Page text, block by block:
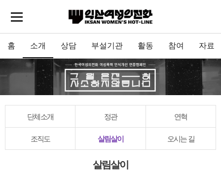
홈 소개 상담 부설기관 활동 참여 자료
단체소개 정관 연혁
조직도 살림살이 오시는 길
살림살이